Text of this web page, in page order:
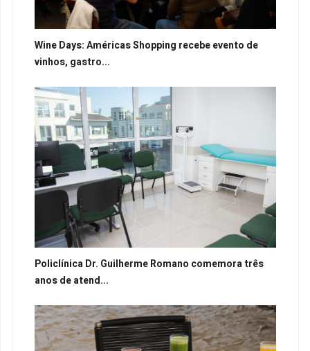
Wine Days: Américas Shopping recebe evento de
vinhos, gastro...
Policlínica Dr. Guilherme Romano comemora três
anos de atend...